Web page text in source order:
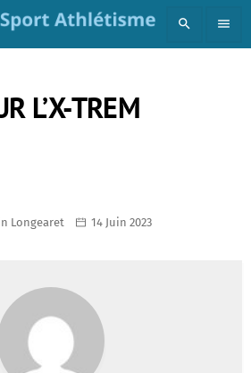
search menu
L’X-TREM
Longearet 14 Juin 2023